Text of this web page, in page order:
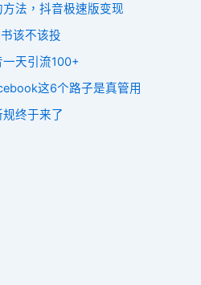
法，抖音极速版变现
该不该投
天引流100+
这6个路子是真管用
终于来了